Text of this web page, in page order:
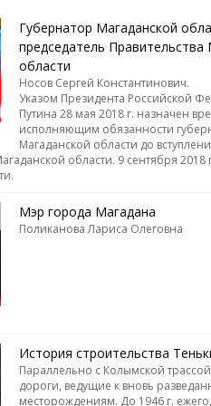
Губернатор Магаданской
председатель Правительства
области
Носов Сергей Константинович.
Указом Президента Российской
Путина 28 мая 2018 г. назначен
исполняющим обязанности
Магаданской области до
области. 9 сентября 2018
Мэр города Магадана
Поликанова Лариса Олеговна
История строительства
Параллельно с Колымской
дороги, ведущие к вновь
месторождениям. До 1946 г.